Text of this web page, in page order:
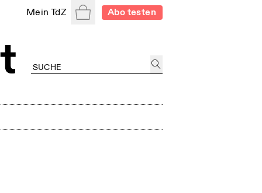
Mein TdZ WarenkorbAbo testen